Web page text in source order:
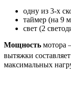
одну из 3-х
таймер (на 9
свет (2
Мощность мотора
вытяжки
максимальных